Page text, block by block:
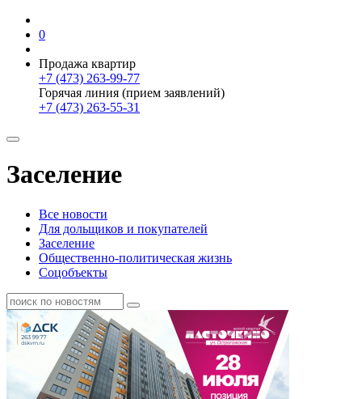
0
Продажа квартир
+7 (473) 263-99-77
Горячая линия (прием заявлений)
+7 (473) 263-55-31
Заселение
Все новости
Для дольщиков и покупателей
Заселение
Общественно-политическая жизнь
Соцобъекты